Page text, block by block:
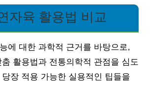
자육 활용법 비교
에 대한 과학적 근거를 바탕으로,
활용법과 전통의학적 관점을 심도
장 적용 가능한 실용적인 팁들을